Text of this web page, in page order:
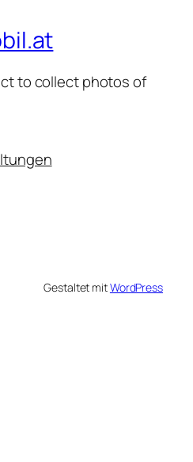
to collect photos of
Gestaltet mitWordPress